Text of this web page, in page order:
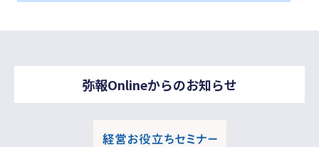
弥報Onlineからのお知らせ